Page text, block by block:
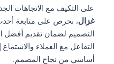
على التكيف مع الاتجاهات
غزال ، نحرص على متابعة أحدث
التصميم لضمان تقديم أفضل
التفاعل مع العملاء والاستماع
أساسي من نجاح المصمم.